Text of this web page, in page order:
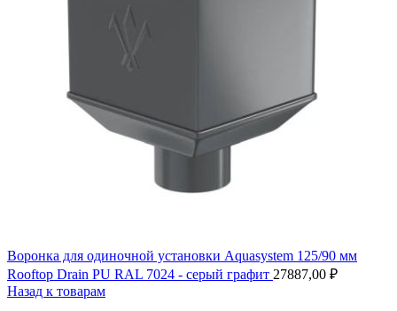
Воронка для одиночной установки Aquasystem 125/90 мм
Rooftop Drain PU RAL 7024 - серый графит 27887,00 ₽
Назад к товарам